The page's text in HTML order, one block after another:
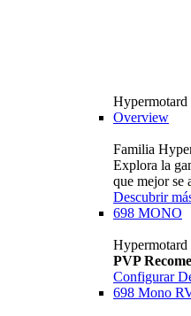
Hypermotard
Overview
Familia
Explora la
que mejor se
Descubrir
698 MONO
Hypermotard
PVP
Configurar
698 Mono